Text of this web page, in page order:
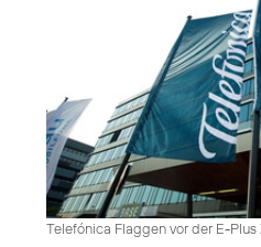
Telefónica Flaggen vor der E-Plus